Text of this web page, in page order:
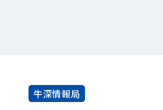
牛深情報局